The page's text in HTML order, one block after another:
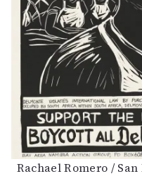
Rachael Romero /